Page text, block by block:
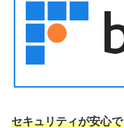
セキュリティが安心